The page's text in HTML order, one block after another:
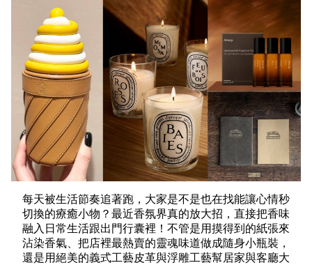
每天被生活節奏追著跑，大家是不是也在找能讓心情秒
切換的療癒小物？最近香氛界真的放大招，直接把香味
融入日常生活跟出門行囊裡！不管是用摸得到的紙張來
沾染香氣、把店裡最熱賣的靈魂味道做成隨身小瓶裝，
還是用絕美的義式工藝皮革與浮雕工藝幫居家與客廳大